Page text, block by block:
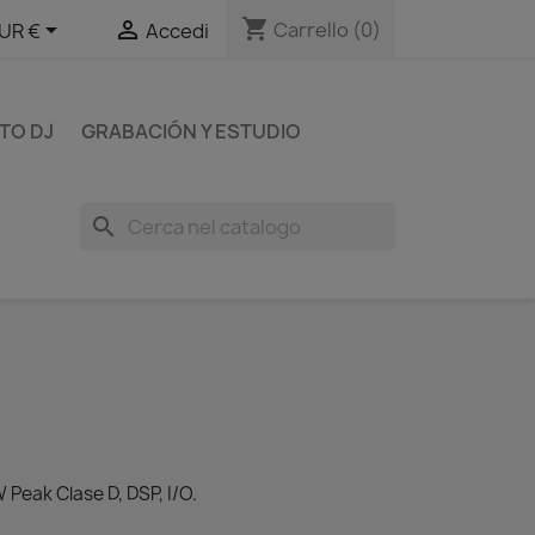
€  Accedi shopping_cart Carrello (0)
DJ
GRABACIÓN Y ESTUDIO
search
Clase D, DSP, I/O.